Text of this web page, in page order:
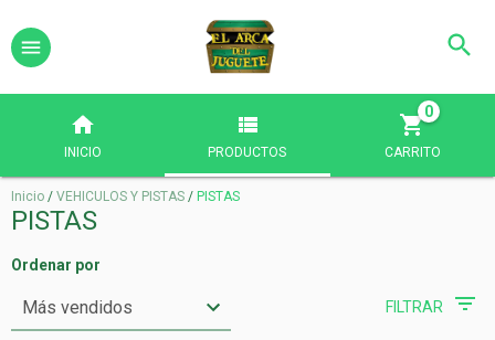
INICIO PRODUCTOS CARRITO
0
Inicio / VEHICULOS Y PISTAS / PISTAS
PISTAS
Ordenar por
FILTRAR